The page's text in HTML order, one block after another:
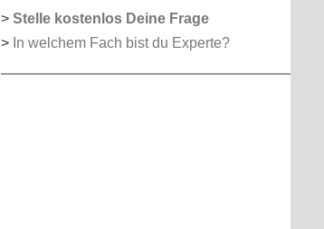
> Stelle kostenlos Deine Frage
> In welchem Fach bist du Experte?